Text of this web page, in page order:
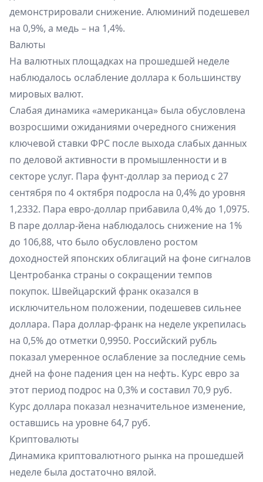
демонстрировали снижение. Алюминий подешевел
на 0,9%, а медь – на 1,4%.
Валюты
На валютных площадках на прошедшей неделе
наблюдалось ослабление доллара к большинству
мировых валют.
Слабая динамика «американца» была обусловлена
возросшими ожиданиями очередного снижения
ключевой ставки ФРС после выхода слабых данных
по деловой активности в промышленности и в
секторе услуг. Пара фунт-доллар за период с 27
сентября по 4 октября подросла на 0,4% до уровня
1,2332. Пара евро-доллар прибавила 0,4% до 1,0975.
В паре доллар-йена наблюдалось снижение на 1%
до 106,88, что было обусловлено ростом
доходностей японских облигаций на фоне сигналов
Центробанка страны о сокращении темпов
покупок. Швейцарский франк оказался в
исключительном положении, подешевев сильнее
доллара. Пара доллар-франк на неделе укрепилась
на 0,5% до отметки 0,9950. Российский рубль
показал умеренное ослабление за последние семь
дней на фоне падения цен на нефть. Курс евро за
этот период подрос на 0,3% и составил 70,9 руб.
Курс доллара показал незначительное изменение,
оставшись на уровне 64,7 руб.
Криптовалюты
Динамика криптовалютного рынка на прошедшей
неделе была достаточно вялой.